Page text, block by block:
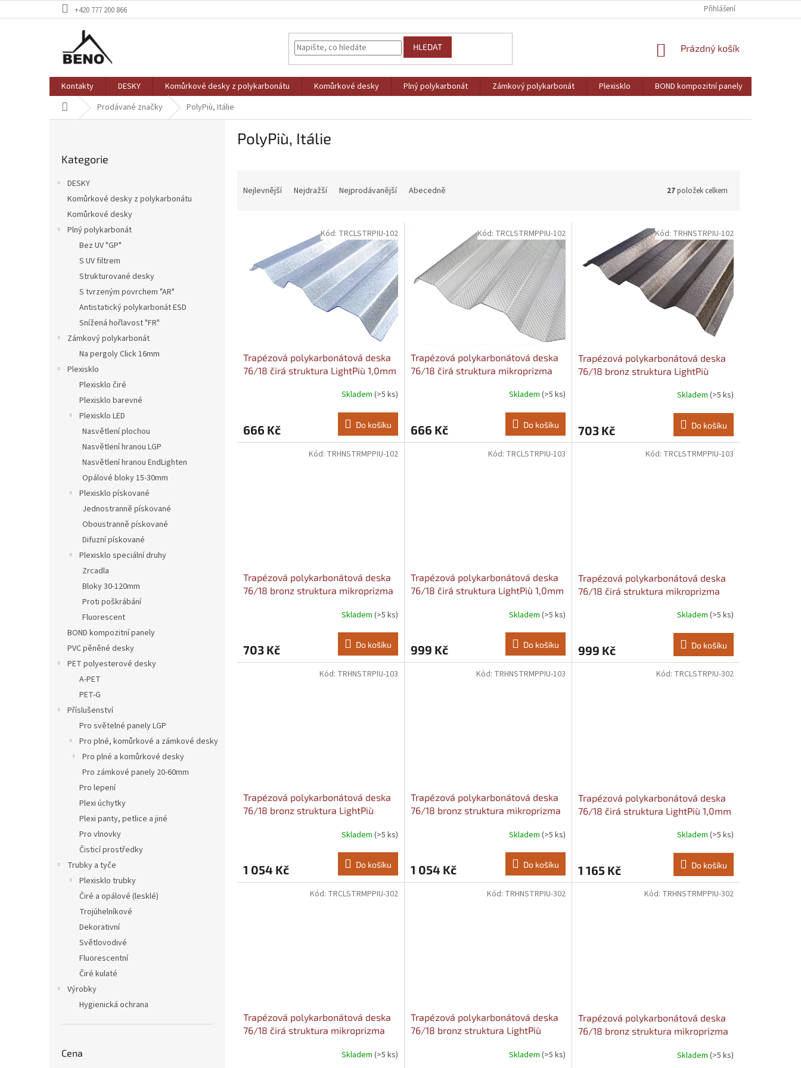
na
+420 777 200 866 Přihlášení
HLEDAT
NÁKUPNÍ
Prázdný košík
Kontakty DESKY Komůrkové desky z polykarbonátu Komůrkové desky Plný polykarbonát Zámkový polykarbonát Plexisklo BOND kompozitní panely
Domů Prodávané značky PolyPiù, Itálie
kategorie
Kategorie
DESKY
Komůrkové desky z polykarbonátu
Komůrkové desky
Plný polykarbonát
Bez UV "GP"
S UV filtrem
Strukturované desky
S tvrzeným povrchem "AR"
Antistatický polykarbonát ESD
Snížená hořlavost "FR"
Zámkový polykarbonát
Na pergoly Click 16mm
Plexisklo
Plexisklo čiré
Plexisklo barevné
Plexisklo LED
Nasvětlení plochou
Nasvětlení hranou LGP
Nasvětlení hranou EndLighten
Opálové bloky 15-30mm
Plexisklo pískované
Jednostranně pískované
Oboustranně pískované
Difuzní pískované
Plexisklo speciální druhy
Zrcadla
Bloky 30-120mm
Proti poškrábání
Fluorescent
BOND kompozitní panely
PVC pěněné desky
PET polyesterové desky
A-PET
PET-G
Příslušenství
Pro světelné panely LGP
Pro plné, komůrkové a zámkové desky
Pro plné a komůrkové desky
Pro zámkové panely 20-60mm
Pro lepení
Plexi úchytky
Plexi panty, petlice a jiné
Pro vlnovky
Čisticí prostředky
Trubky a tyče
Plexisklo trubky
Čiré a opálové (lesklé)
Trojúhelníkové
Dekorativní
Světlovodivé
Fluorescentní
Čiré kulaté
Výrobky
Hygienická ochrana
Cena
PolyPiù, Itálie
Nejlevnější Nejdražší Nejprodávanější Abecedně 27položek celkem
Trapézová polykarbonátová deska
76/18 čirá struktura LightPiù 1,0mm
je
5,0
Skladem (>5 ks)
666 Kč Do košíku
Kód: TRCLSTRPIU-102
Trapézová polykarbonátová deska
76/18 čirá struktura mikroprizma
Skladem (>5 ks)
666 Kč Do košíku
Kód: TRCLSTRMPPIU-102
Trapézová polykarbonátová deska
76/18 bronz struktura LightPiù
Skladem (>5 ks)
703 Kč Do košíku
Kód: TRHNSTRPIU-102
Trapézová polykarbonátová deska
76/18 bronz struktura mikroprizma
Skladem (>5 ks)
703 Kč Do košíku
Kód: TRHNSTRMPPIU-102
Trapézová polykarbonátová deska
76/18 čirá struktura LightPiù 1,0mm
Skladem (>5 ks)
999 Kč Do košíku
Kód: TRCLSTRPIU-103
Trapézová polykarbonátová deska
76/18 čirá struktura mikroprizma
Skladem (>5 ks)
999 Kč Do košíku
Kód: TRCLSTRMPPIU-103
Trapézová polykarbonátová deska
76/18 bronz struktura LightPiù
Skladem (>5 ks)
1 054 Kč Do košíku
Kód: TRHNSTRPIU-103
Trapézová polykarbonátová deska
76/18 bronz struktura mikroprizma
Skladem (>5 ks)
1 054 Kč Do košíku
Kód: TRHNSTRMPPIU-103
Trapézová polykarbonátová deska
76/18 čirá struktura LightPiù 1,0mm
Skladem (>5 ks)
1 165 Kč Do košíku
Kód: TRCLSTRPIU-302
Trapézová polykarbonátová deska
76/18 čirá struktura mikroprizma
Skladem (>5 ks)
Kód: TRCLSTRMPPIU-302
Trapézová polykarbonátová deska
76/18 bronz struktura LightPiù
Skladem (>5 ks)
Kód: TRHNSTRPIU-302
Trapézová polykarbonátová deska
76/18 bronz struktura mikroprizma
Skladem (>5 ks)
Kód: TRHNSTRMPPIU-302